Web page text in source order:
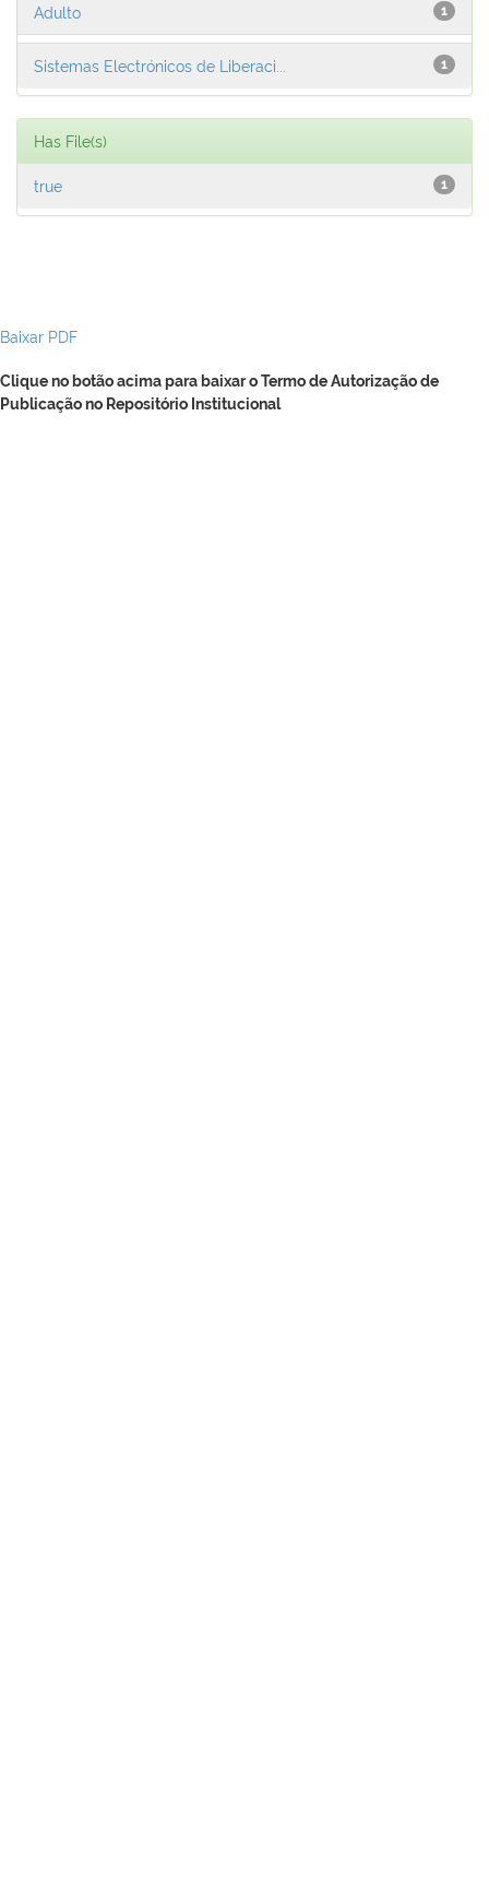
1
Adulto
1
Sistemas Electrónicos de Liberaci...
Has File(s)
1
true
Baixar PDF
Clique no botão acima para baixar o Termo de Autorização de
Publicação no Repositório Institucional